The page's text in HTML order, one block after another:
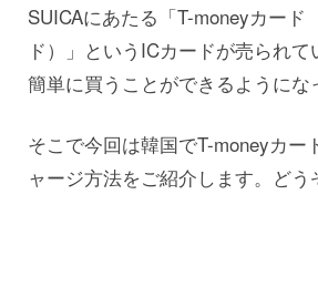
SUICAにあたる「T-moneyカード
ド）」というICカードが売られ
簡単に買うことができるようにな
そこで今回は韓国でT-moneyカー
ャージ方法をご紹介します。どう